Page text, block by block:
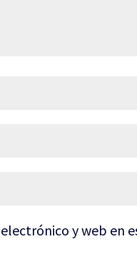
y web en